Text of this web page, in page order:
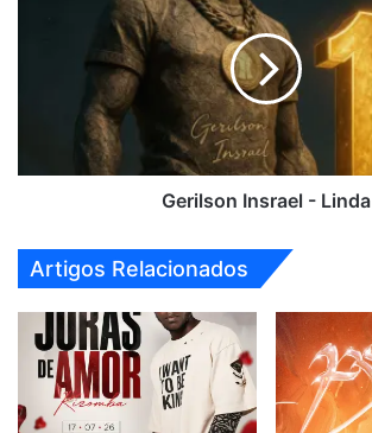
Gerilson Insrael - Linda
Artigos Relacionados